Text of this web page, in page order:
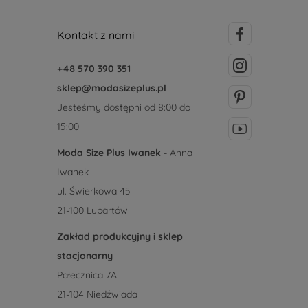
Kontakt z nami
+48 570 390 351
sklep@modasizeplus.pl
Jesteśmy dostępni od 8:00 do
15:00
Moda Size Plus Iwanek - Anna
Iwanek
ul. Świerkowa 45
21-100 Lubartów
Zakład produkcyjny i sklep
stacjonarny
Pałecznica 7A
21-104 Niedźwiada